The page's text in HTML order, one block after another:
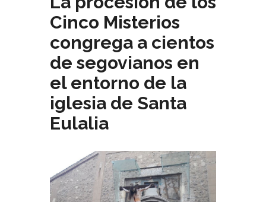
Cinco Misterios
congrega a cientos
de segovianos en
el entorno de la
iglesia de Santa
Eulalia